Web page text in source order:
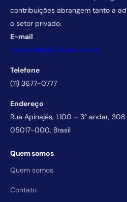
contribuições abrangem tanto a
o setor privado.
E-mail
comercial@licitacao.com.br
Telefone
(11) 3677-0777
Endereço
Rua Apinajés, 1.100 – 3° andar,
05017-000, Brasil
Quem somos
Quem somos
Contato